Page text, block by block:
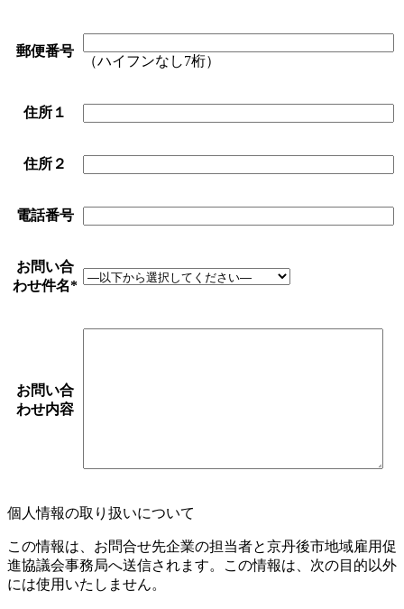
郵便番号
（ハイフンなし7桁）
住所１
住所２
電話番号
お問い合
わせ件名*
お問い合
わせ内容
個人情報の取り扱いについて
この情報は、お問合せ先企業の担当者と京丹後市地域雇用促
進協議会事務局へ送信されます。この情報は、次の目的以外
には使用いたしません。